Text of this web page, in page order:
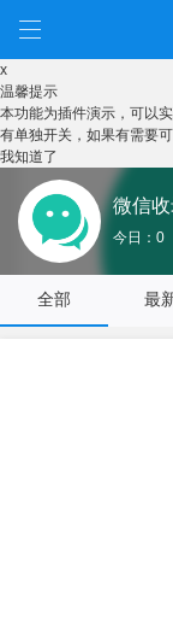
x
温馨提示
本功能为插件演示，可以
有单独开关，如果有需要
我知道了
微信
今日：0
全部 最